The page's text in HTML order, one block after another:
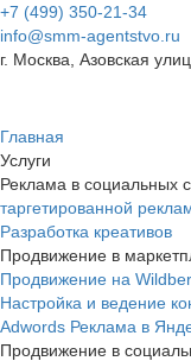
+7 (499) 350-21-34
info@smm-agentstvo.ru
г. Москва, Азовская
Главная
Услуги
Реклама в социальных
таргетированной
Разработка креативов
Продвижение в
Продвижение на
Настройка и ведение
Adwords Реклама в
Продвижение в